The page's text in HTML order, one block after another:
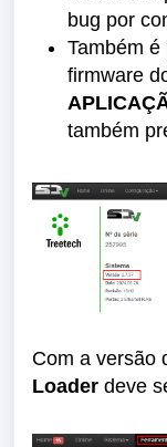
bug por
Também
firmware
também
Com a versão
Loader deve